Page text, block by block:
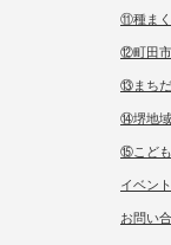
⑪種ま
⑫町田市
⑬まちだ
⑭堺地域
⑮こども
イベン
お問い